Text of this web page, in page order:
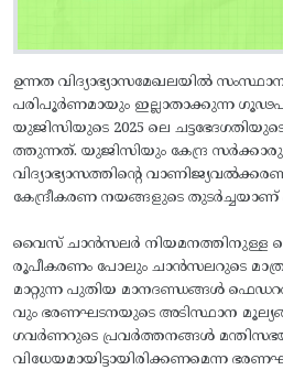
ഉന്നത വിദ്യാഭ്യാസമേഖലയിൽ
പരിപൂർണമായും ഇല്ലാതാക്കുന്ന
യുജിസിയുടെ 2025 ലെ
ത്തുന്നത്. യുജിസിയും കേന്ദ്ര സർക്കാരും
വിദ്യാഭ്യാസത്തിന്റെ
കേന്ദ്രീകരണ നയങ്ങളുടെ തുടർച്ചയാണ്
വൈസ് ചാൻസലർ നിയമനത്തിനുള്ള
രൂപീകരണം പോലും ചാൻസലറുടെ
മാറ്റുന്ന പുതിയ മാനദണ്ഡങ്ങൾ
വും ഭരണഘടനയുടെ അടിസ്ഥാന
ഗവർണറുടെ പ്രവർത്തനങ്ങൾ
വിധേയമായിട്ടായിരിക്കണമെന്ന